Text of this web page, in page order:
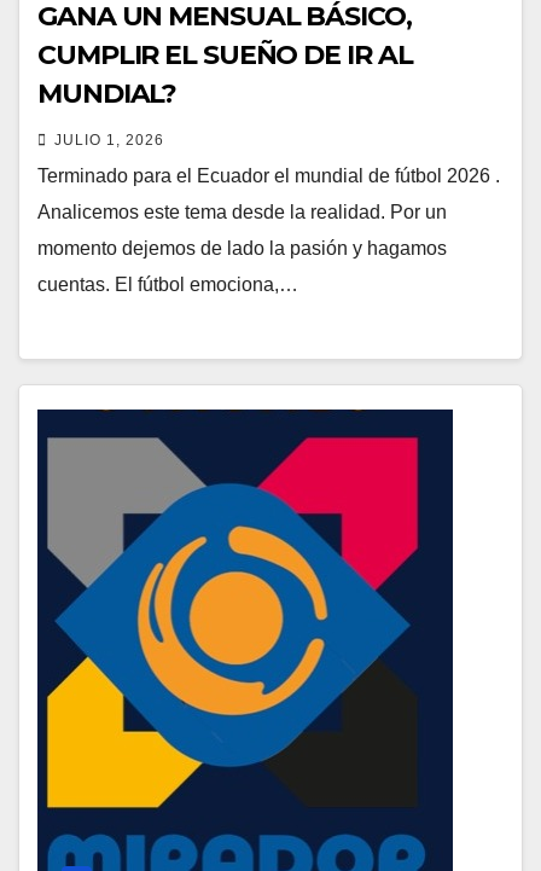
GANA UN MENSUAL BÁSICO,
CUMPLIR EL SUEÑO DE IR AL
MUNDIAL?
JULIO 1, 2026
Terminado para el Ecuador el mundial de fútbol 2026 .
Analicemos este tema desde la realidad. Por un
momento dejemos de lado la pasión y hagamos
cuentas. El fútbol emociona,…